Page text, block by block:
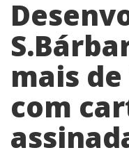
EVENTOS
EMPREGO
ANIVERSÁRIO DAS
ANUNCIE
CONTATO
mais de
com